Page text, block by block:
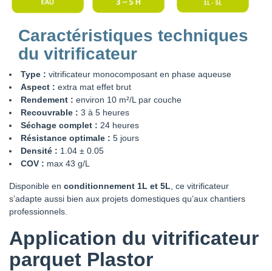
Caractéristiques techniques
du vitrificateur
Type : vitrificateur monocomposant en phase aqueuse
Aspect : extra mat effet brut
Rendement : environ 10 m²/L par couche
Recouvrable : 3 à 5 heures
Séchage complet : 24 heures
Résistance optimale : 5 jours
Densité : 1.04 ± 0.05
COV : max 43 g/L
Disponible en conditionnement 1L et 5L , ce vitrificateur
s’adapte aussi bien aux projets domestiques qu’aux chantiers
professionnels.
Application du vitrificateur
parquet Plastor